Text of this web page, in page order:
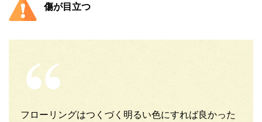
傷が目立つ
フローリングはつくづく明るい色にすれば良かった